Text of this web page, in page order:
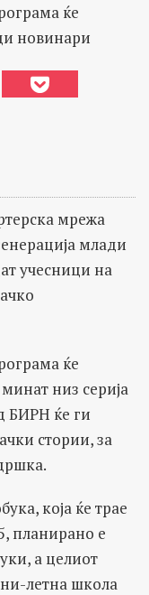
ќе
новинари
мрежа
млади
учесници на
ќе
низ серија
БИРН ќе ги
стории, за
која ќе трае
планирано е
а целиот
летна школа